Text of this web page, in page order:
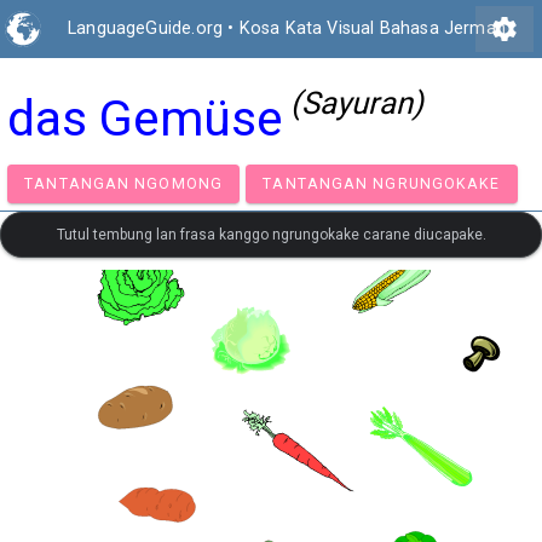
LanguageGuide.org • Kosa Kata Visual Bahasa Jerman
settings
das Gemüse (Sayuran)
TANTANGAN NGOMONG TANTANGAN
Tutul tembung lan frasa kanggo ngrungokake carane diucapake.